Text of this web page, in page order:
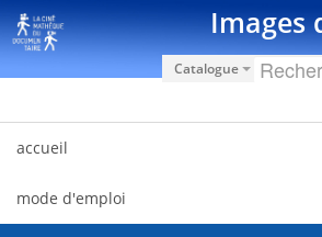
Pular para o conteúdo Images
Catalogue
accueil
mode d'emploi